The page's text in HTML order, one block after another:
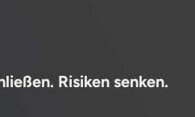
Risiken senken.